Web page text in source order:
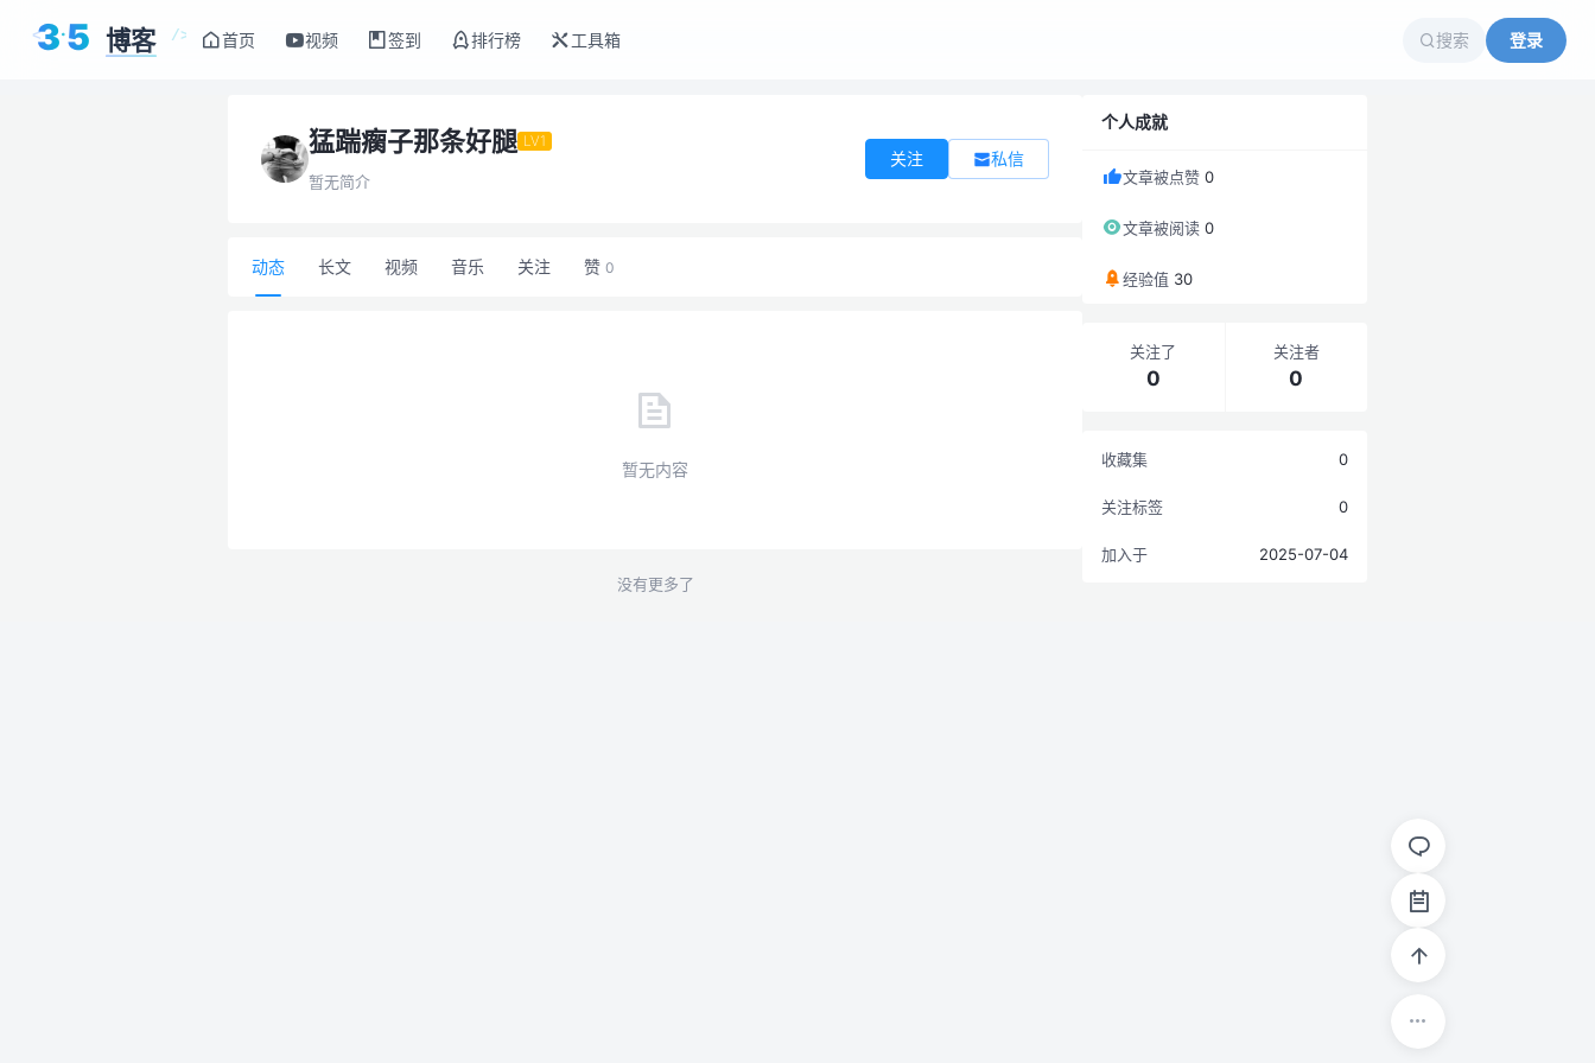
< />
35 博客 首页 视频 签到 排行榜 工具箱 搜索 登录
猛踹瘸子那条好腿 LV1
暂无简介
关注 私信
动态 长文 视频 音乐 关注 赞 0
暂无内容
没有更多了
个人成就
文章被点赞 0
文章被阅读 0
经验值 30
关注了
0
关注者
0
收藏集 0
关注标签 0
加入于 2025-07-04